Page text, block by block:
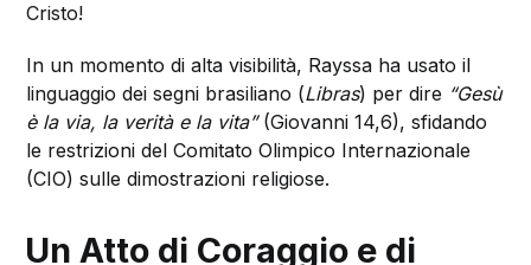
Cristo!
In un momento di alta visibilità, Rayssa ha usato il
linguaggio dei segni brasiliano (Libras) per dire “Gesù
è la via, la verità e la vita”(Giovanni 14,6), sfidando
le restrizioni del Comitato Olimpico Internazionale
(CIO) sulle dimostrazioni religiose.
Un Atto di Coraggio e di